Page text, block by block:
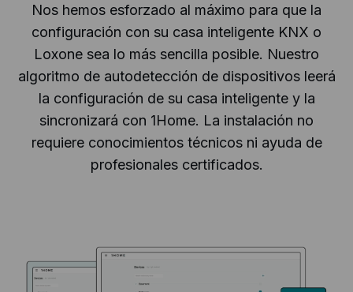
Nos hemos esforzado al máximo para que la
configuración con su casa inteligente KNX o
Loxone sea lo más sencilla posible. Nuestro
algoritmo de autodetección de dispositivos leerá
la configuración de su casa inteligente y la
sincronizará con 1Home. La instalación no
requiere conocimientos técnicos ni ayuda de
profesionales certificados.